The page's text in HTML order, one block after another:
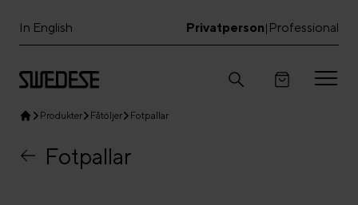
In English Privatperson| Professional
Produkter Fåtöljer Fotpallar
Fotpallar